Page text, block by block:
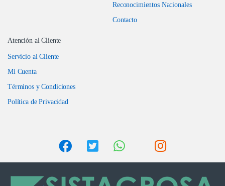
Reconocimientos Nacionales
Contacto
Atención al Cliente
Servicio al Cliente
Mi Cuenta
Términos y Condiciones
Política de Privacidad